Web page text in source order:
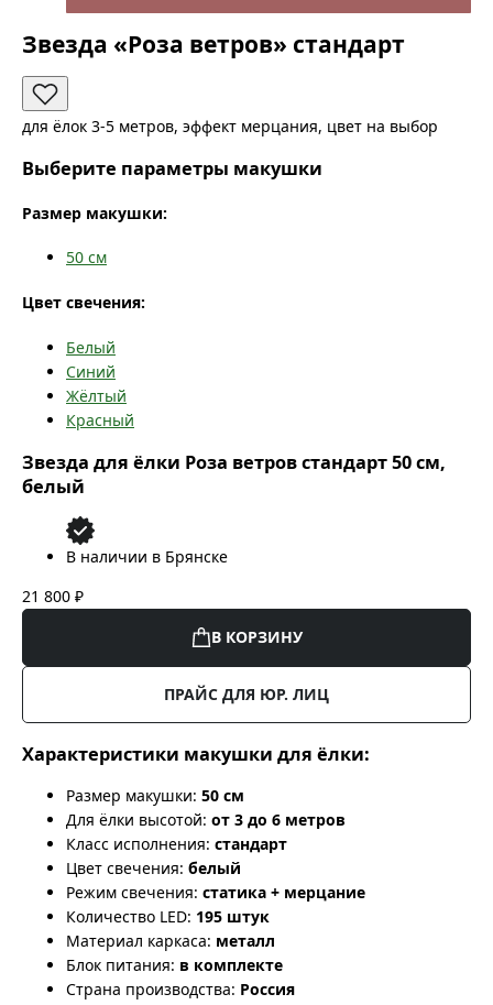
Звезда «Роза ветров» стандарт
для ёлок 3-5 метров, эффект мерцания, цвет на выбор
Выберите параметры макушки
Размер макушки:
50 см
Цвет свечения:
Белый
Синий
Жёлтый
Красный
Звезда для ёлки Роза ветров стандарт 50 см,
белый
В наличии в Брянске
21 800 ₽
В КОРЗИНУ
ПРАЙС ДЛЯ ЮР. ЛИЦ
Характеристики макушки для ёлки:
Размер макушки: 50 см
Для ёлки высотой: от 3 до 6 метров
Класс исполнения: стандарт
Цвет свечения: белый
Режим свечения: статика + мерцание
Количество LED: 195 штук
Материал каркаса: металл
Блок питания: в комплекте
Страна производства: Россия